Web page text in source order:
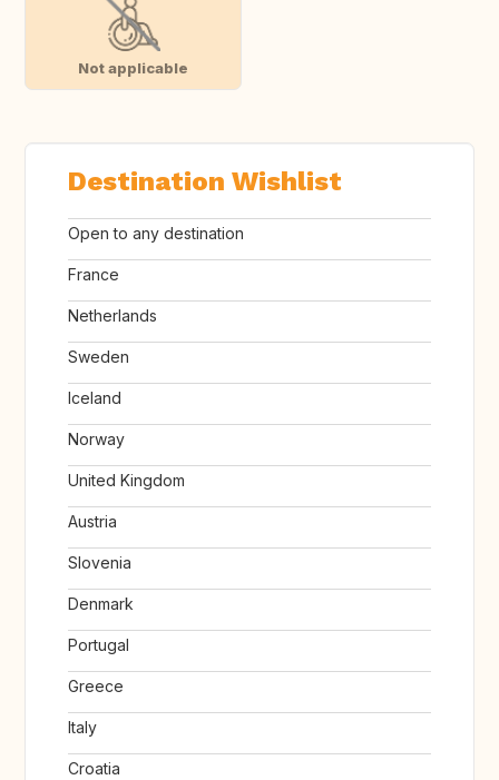
Not applicable
Destination Wishlist
Open to any destination
France
Netherlands
Sweden
Iceland
Norway
United Kingdom
Austria
Slovenia
Denmark
Portugal
Greece
Italy
Croatia